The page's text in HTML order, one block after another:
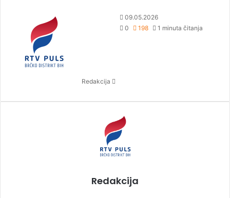
Redakcija
a
09.05.2026
0
198 1 minuta čitanja
Redakcija